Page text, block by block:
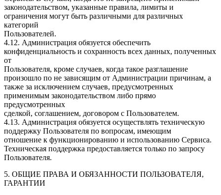
законодательством, указанные правила, лимиты и
ограничения могут быть различными для различных
категорий
Пользователей.
4.12. Администрация обязуется обеспечить
конфиденциальность и сохранность всех данных, полученных
от
Пользователя, кроме случаев, когда такое разглашение
произошло по не зависящим от Администрации причинам, а
также за исключением случаев, предусмотренных
применимым законодательством либо прямо
предусмотренных
сделкой, соглашением, договором с Пользователем.
4.13. Администрация обязуется осуществлять техническую
поддержку Пользователя по вопросам, имеющим
отношение к функционированию и использованию Сервиса.
Техническая поддержка предоставляется только по запросу
Пользователя.
5. ОБЩИЕ ПРАВА И ОБЯЗАННОСТИ ПОЛЬЗОВАТЕЛЯ,
ГАРАНТИИ